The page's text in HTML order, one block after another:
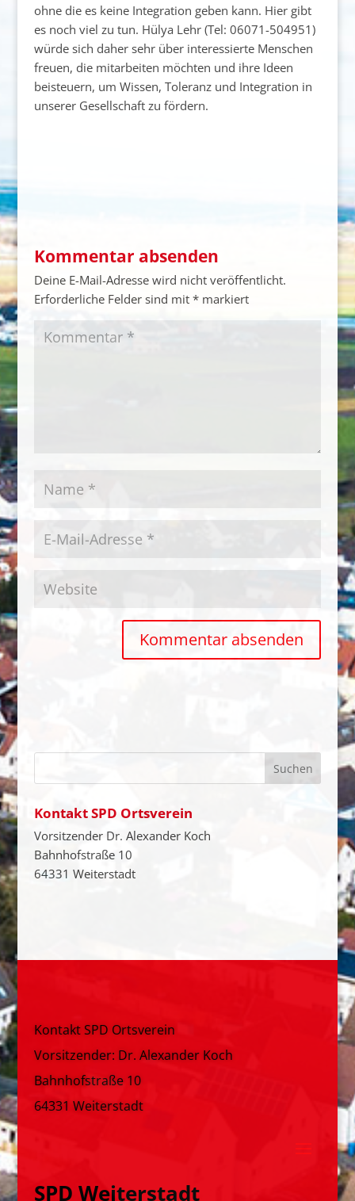
ohne die es keine Integration geben kann. Hier gibt
es noch viel zu tun. Hülya Lehr (Tel: 06071-504951)
würde sich daher sehr über interessierte Menschen
freuen, die mitarbeiten möchten und ihre Ideen
beisteuern, um Wissen, Toleranz und Integration in
unserer Gesellschaft zu fördern.
Kommentar absenden
Deine E-Mail-Adresse wird nicht veröffentlicht.
Erforderliche Felder sind mit *markiert
Kontakt SPD Ortsverein
Vorsitzender Dr. Alexander Koch
Bahnhofstraße 10
64331 Weiterstadt
Kontakt SPD Ortsverein
Vorsitzender: Dr. Alexander Koch
Bahnhofstraße 10
64331 Weiterstadt
SPD Weiterstadt